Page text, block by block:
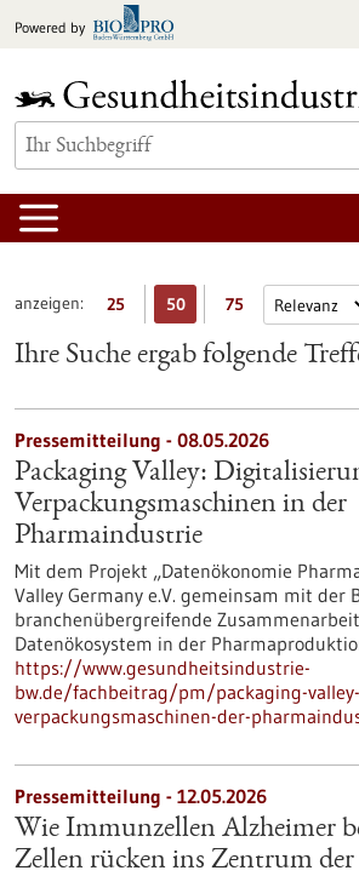
Inhalt
Powered by
anzeigen: 25 50 75
Ihre Suche ergab folgende
Pressemitteilung - 08.05.2026
Packaging Valley:
Verpackungsmaschinen in der
Pharmaindustrie
Mit dem Projekt „Datenökonomie
Valley Germany e.V. gemeinsam mit der
branchenübergreifende
Datenökosystem in der
https://www.gesundheitsindustrie-
bw.de/fachbeitrag/pm/packaging-
verpackungsmaschinen-der-
Pressemitteilung - 12.05.2026
Wie Immunzellen Alzheimer
Zellen rücken ins Zentrum der